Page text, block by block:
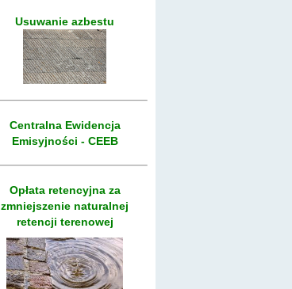
Usuwanie azbestu
Centralna Ewidencja
Emisyjności - CEEB
Opłata retencyjna za
zmniejszenie naturalnej
retencji terenowej